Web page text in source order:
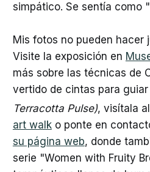
simpático. Se sentía como
Mis fotos no pueden hacer
Visite la exposición en
más sobre las técnicas de
vertido de cintas para
Terracotta Pulse), visítala
art walko ponte en
su página web, donde
serie "Women with Fruity